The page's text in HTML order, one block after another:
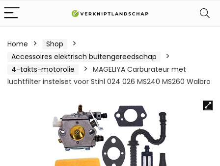
Home
Shop
Accessoires elektrisch buitengereedschap
4-takts-motorolie
MAGELIYA Carburateur met
luchtfilter instelset voor Stihl 024 026 MS240 MS260 Walbro